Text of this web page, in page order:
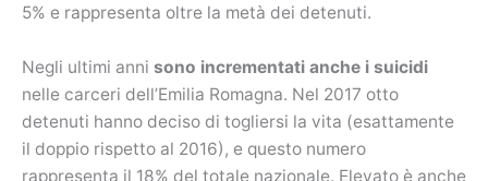
5% e rappresenta oltre la metà dei detenuti.
Negli ultimi anni sono incrementati anche i suicidi
nelle carceri dell’Emilia Romagna. Nel 2017 otto
detenuti hanno deciso di togliersi la vita (esattamente
il doppio rispetto al 2016), e questo numero
rappresenta il 18% del totale nazionale. Elevato è anche